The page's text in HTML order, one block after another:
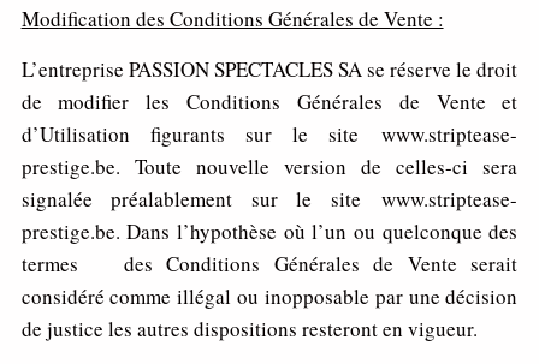
Modification des Conditions Générales de Vente :
L’entreprise PASSION SPECTACLES SA se réserve le droit
de modifier les Conditions Générales de Vente et
d’Utilisation figurants sur le site www.striptease-
prestige.be. Toute nouvelle version de celles-ci sera
signalée préalablement sur le site www.striptease-
prestige.be. Dans l’hypothèse où l’un ou quelconque des
termes des Conditions Générales de Vente serait
considéré comme illégal ou inopposable par une décision
de justice les autres dispositions resteront en vigueur.